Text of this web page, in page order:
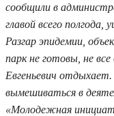
сообщили в
главой всего полгода,
Разгар эпидемии,
парк не готовы, не
Евгеньевич
вымешиваться в
«Молодежная